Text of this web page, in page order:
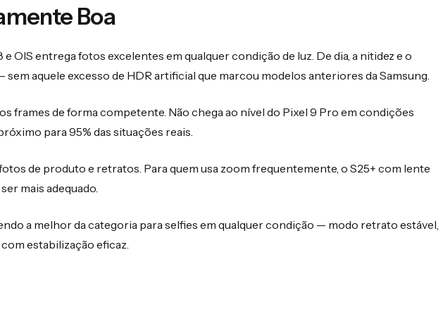
Boa
OIS entrega fotos excelentes em qualquer condição de luz. De dia, a nitidez e o
aquele excesso de HDR artificial que marcou modelos anteriores da Samsung.
frames de forma competente. Não chega ao nível do Pixel 9 Pro em condições
para 95% das situações reais.
de produto e retratos. Para quem usa zoom frequentemente, o S25+ com lente
mais adequado.
a melhor da categoria para selfies em qualquer condição — modo retrato estável,
estabilização eficaz.